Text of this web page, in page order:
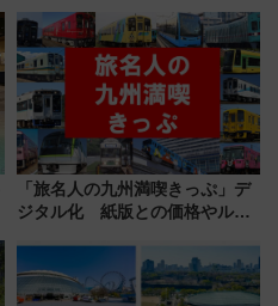
ツリー駅の規制まとめ 7/25開催
（2026年）
「旅名人の九州満喫きっぷ」デ
ジタル化 紙版との価格やルー